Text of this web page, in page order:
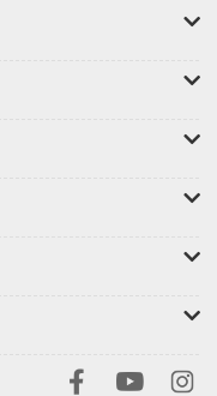
，從六大要素重新
撤離衰退產業、調
領導策略和發揮個
《動態競爭優勢時